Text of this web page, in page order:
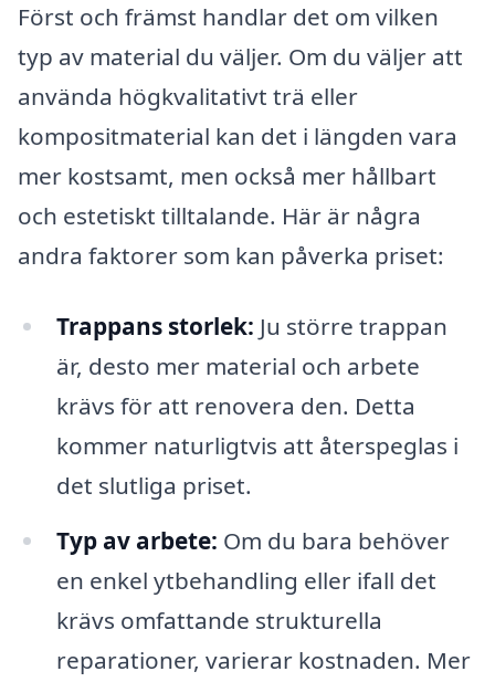
Först och främst handlar det om vilken
typ av material du väljer. Om du väljer att
använda högkvalitativt trä eller
kompositmaterial kan det i längden vara
mer kostsamt, men också mer hållbart
och estetiskt tilltalande. Här är några
andra faktorer som kan påverka priset:
Trappans storlek: Ju större trappan
är, desto mer material och arbete
krävs för att renovera den. Detta
kommer naturligtvis att återspeglas i
det slutliga priset.
Typ av arbete: Om du bara behöver
en enkel ytbehandling eller ifall det
krävs omfattande strukturella
reparationer, varierar kostnaden. Mer